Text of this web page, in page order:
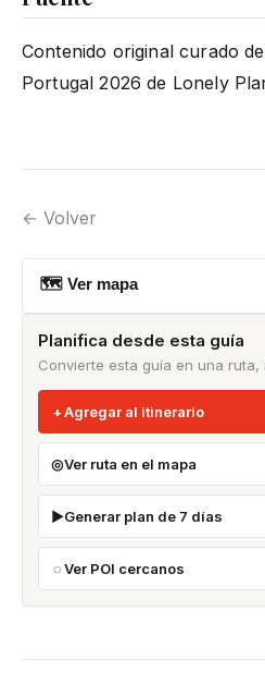
Contenido original curado
Portugal 2026 de Lonely
← Volver
🗺 Ver mapa
Planifica desde esta guía
Convierte esta guía en una
Agregar al itinerario
Ver ruta en el mapa
Generar plan de 7 días
Ver POI cercanos